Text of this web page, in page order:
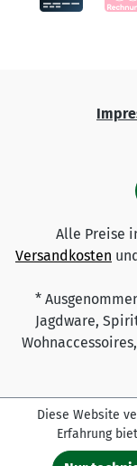
Alle Preise
Versandkosten
*
Jagdware,
Diese Website
Erfahrung